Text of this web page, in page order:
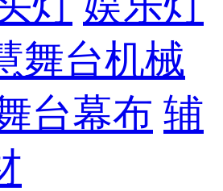
舞台机械
台幕布 辅